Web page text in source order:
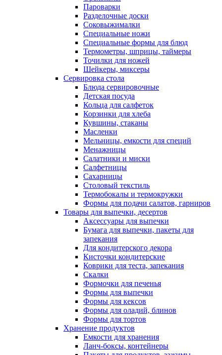
Пароварки
Разделочные доски
Соковыжималки
Специальные ножи
Специальные формы для блюд
Термометры, шприцы, таймеры
Точилки для ножей
Шейкеры, миксеры
Сервировка стола
Блюда сервировочные
Детская посуда
Кольца для салфеток
Корзинки для хлеба
Кувшины, стаканы
Масленки
Мельницы, емкости для специй
Менажницы
Салатники и миски
Салфетницы
Сахарницы
Столовый текстиль
Термобокалы и термокружки
Формы для подачи салатов, гарниров
Товары для выпечки, десертов
Аксессуары для выпечки
Бумага для выпечки, пакеты для
запекания
Для кондитерского декора
Кисточки кондитерские
Коврики для теста, запекания
Скалки
Формочки для печенья
Формы для выпечки
Формы для кексов
Формы для оладий, блинов
Формы для тортов
Хранение продуктов
Емкости для хранения
Ланч-боксы, контейнеры